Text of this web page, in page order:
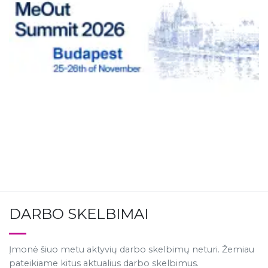
DARBO SKELBIMAI
Įmonė šiuo metu aktyvių darbo skelbimų neturi. Žemiau
pateikiame kitus aktualius darbo skelbimus.